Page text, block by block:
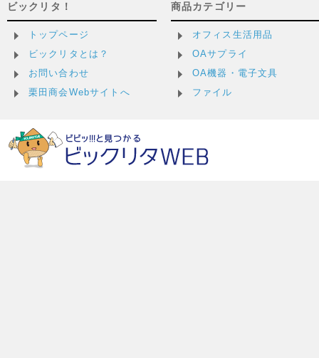
ビックリタ！
トップページ
ビックリタとは？
お問い合わせ
栗田商会Webサイトへ
商品カテゴリー
オフィス生活用品
OAサプライ
OA機器・電子文具
ファイル